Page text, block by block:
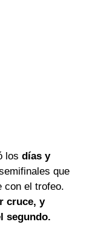
los días y
que
con el trofeo.
cruce, y
segundo.